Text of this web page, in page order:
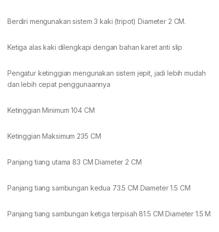
Berdiri mengunakan sistem 3 kaki (tripot) Diameter 2 CM.
Ketiga alas kaki dilengkapi dengan bahan karet anti slip
Pengatur ketinggian mengunakan sistem jepit, jadi lebih mudah
dan lebih cepat penggunaannya
Ketinggian Minimum 104 CM
Ketinggian Maksimum 235 CM
Panjang tiang utama 83 CM Diameter 2 CM
Panjang tiang sambungan kedua 73.5 CM Diameter 1.5 CM
Panjang tiang sambungan ketiga terpisah 81.5 CM Diameter 1.5 M